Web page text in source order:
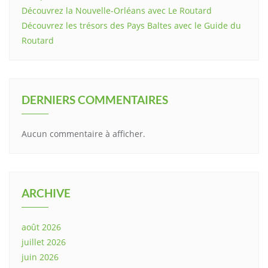
Découvrez la Nouvelle-Orléans avec Le Routard
Découvrez les trésors des Pays Baltes avec le Guide du
Routard
DERNIERS COMMENTAIRES
Aucun commentaire à afficher.
ARCHIVE
août 2026
juillet 2026
juin 2026